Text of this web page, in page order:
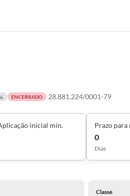
ENCERRADO 28.881.224/0001-79
inicial mín. Prazo para
0
Dias
Classe